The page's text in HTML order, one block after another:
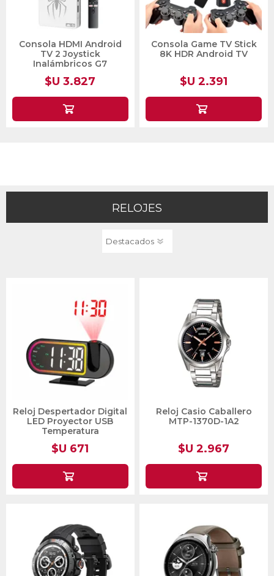
Consola HDMI Android
TV 2 Joystick
Inalámbricos G7
$U 3.827
Consola Game TV Stick
8K HDR Android TV
$U 2.391
RELOJES
Reloj Despertador Digital
LED Proyector USB
Temperatura
$U 671
Reloj Casio Caballero
MTP-1370D-1A2
$U 2.967